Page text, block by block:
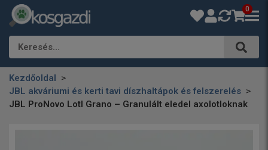
0
Keresés…
Kezdőoldal
JBL akváriumi és kerti tavi díszhaltápok és felszerelés
JBL ProNovo Lotl Grano – Granulált eledel axolotloknak